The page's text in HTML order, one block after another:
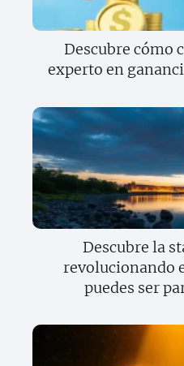
Descubre cómo
experto en
Descubre la
revolucionando
puedes ser